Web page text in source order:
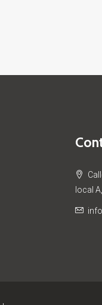
local